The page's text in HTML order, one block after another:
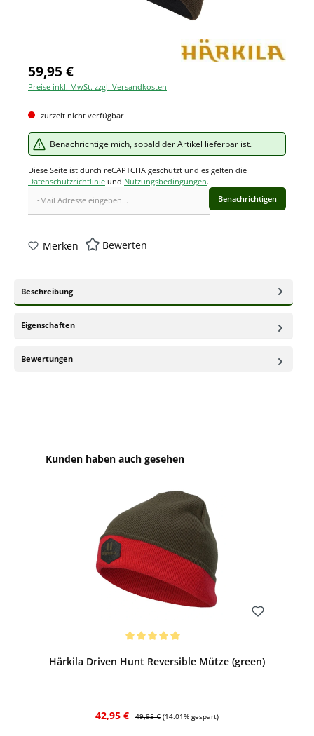
59,95 €
Preise inkl. MwSt. zzgl. Versandkosten
zurzeit nicht verfügbar
Benachrichtige mich, sobald der Artikel lieferbar ist.
Diese Seite ist durch reCAPTCHA geschützt und es gelten die
Datenschutzrichtlinie und Nutzungsbedingungen.
Benachrichtigen
Merken Bewerten
Beschreibung
Eigenschaften
Bewertungen
Produktgalerie überspringen
Kunden haben auch gesehen
Härkila Driven Hunt Reversible Mütze (green)
Verkaufspreis:
42,95 € Regulärer Preis:
49,95 € (14.01% gespart)